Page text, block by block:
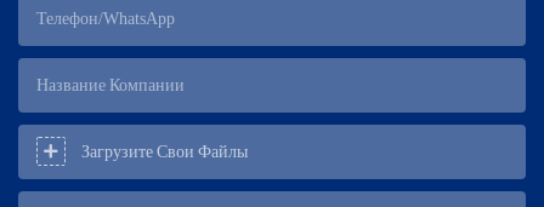
Телефон/WhatsApp
Название Компании
Загрузите Свои Файлы